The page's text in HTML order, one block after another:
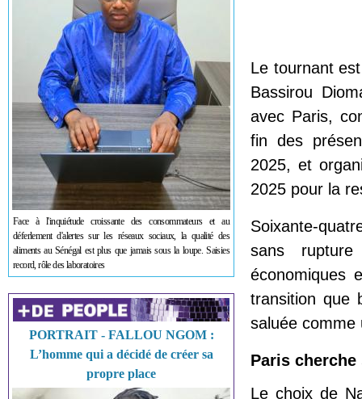
Face à l'inquiétude croissante des consommateurs et au
déferlement d'alertes sur les réseaux sociaux, la qualité des
aliments au Sénégal est plus que jamais sous la loupe. Saisies
record, rôle des laboratoires
PORTRAIT - FALLOU NGOM :
L’homme qui a décidé de créer sa
propre place
Le tournant
Bassirou
avec Paris,
fin des
2025, et
2025 pour la
Soixante-
sans
économiques
transition que
saluée comme
Paris
Le choix de